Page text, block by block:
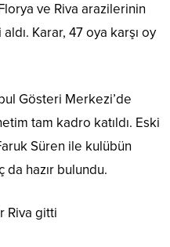
ve Riva arazilerinin
Karar, 47 oya karşı oy
Gösteri Merkezi’de
tam kadro katıldı. Eski
Süren ile kulübün
da hazır bulundu.
Riva gitti